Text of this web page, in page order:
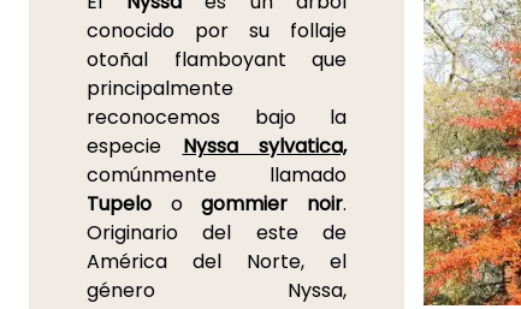
conocido por su follaje
otoñal flamboyant que
principalmente
reconocemos bajo la
especie Nyssa sylvatica,
comúnmente llamado
Tupelo ogommier noir.
Originario del este de
América del Norte, el
género Nyssa,